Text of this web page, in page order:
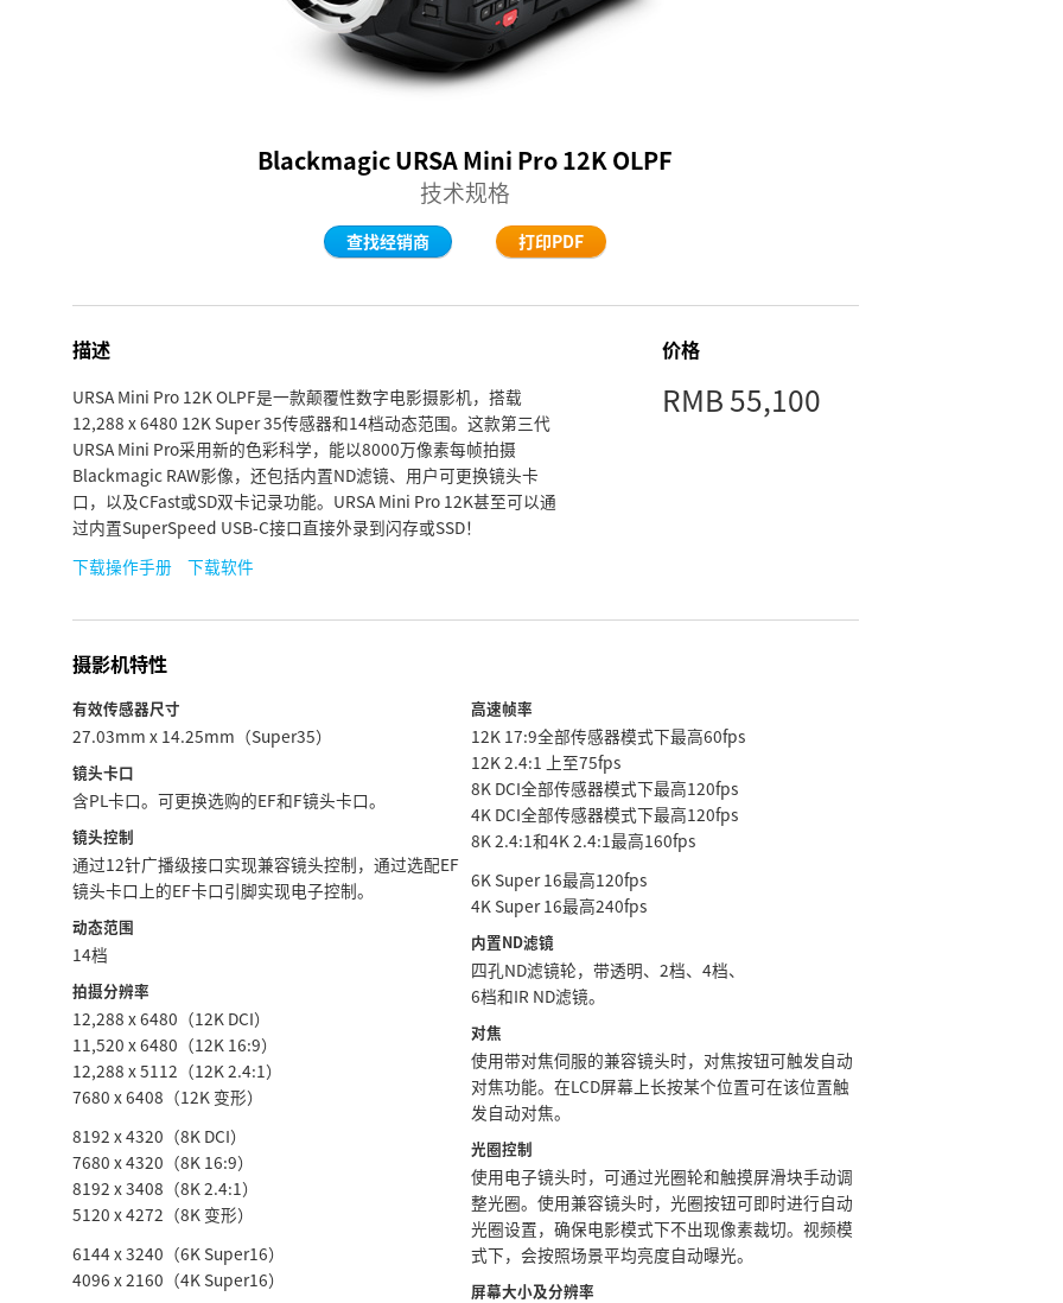
Blackmagic URSA Mini Pro 12K OLPF
技术规格
查找经销商 打印PDF
描述
URSA Mini Pro 12K OLPF是一款颠覆性数字电影摄影机，搭载
12,288 x 6480 12K Super 35传感器和14档动态范围。这款第三代
URSA Mini Pro采用新的色彩科学，能以8000万像素每帧拍摄
Blackmagic RAW影像，还包括内置ND滤镜、用户可更换镜头卡
口，以及CFast或SD双卡记录功能。URSA Mini Pro 12K甚至可以通
过内置SuperSpeed USB‑C接口直接外录到闪存或SSD！
下载操作手册
下载软件
价格
RMB 55,100
摄影机特性
有效传感器尺寸
27.03mm x 14.25mm（Super35）
镜头卡口
含PL卡口。可更换选购的EF和F镜头卡口。
镜头控制
通过12针广播级接口实现兼容镜头控制，通过选配EF
镜头卡口上的EF卡口引脚实现电子控制。
动态范围
14档
拍摄分辨率
12,288 x 6480（12K DCI）
11,520 x 6480（12K 16:9）
12,288 x 5112（12K 2.4:1）
7680 x 6408（12K 变形）
8192 x 4320（8K DCI）
7680 x 4320（8K 16:9）
8192 x 3408（8K 2.4:1）
5120 x 4272（8K 变形）
6144 x 3240（6K Super16）
4096 x 2160（4K Super16）
高速帧率
12K 17:9全部传感器模式下最高60fps
12K 2.4:1 上至75fps
8K DCI全部传感器模式下最高120fps
4K DCI全部传感器模式下最高120fps
8K 2.4:1和4K 2.4:1最高160fps
6K Super 16最高120fps
4K Super 16最高240fps
内置ND滤镜
四孔ND滤镜轮，带透明、2档、4档、
6档和IR ND滤镜。
对焦
使用带对焦伺服的兼容镜头时，对焦按钮可触发自动
对焦功能。在LCD屏幕上长按某个位置可在该位置触
发自动对焦。
光圈控制
使用电子镜头时，可通过光圈轮和触摸屏滑块手动调
整光圈。使用兼容镜头时，光圈按钮可即时进行自动
光圈设置，确保电影模式下不出现像素裁切。视频模
式下，会按照场景平均亮度自动曝光。
屏幕大小及分辨率